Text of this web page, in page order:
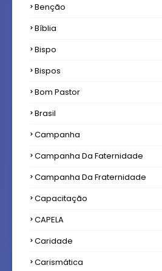
Benção
Bíblia
Bispo
Bispos
Bom Pastor
Brasil
Campanha
Campanha Da Faternidade
Campanha Da Fraternidade
Capacitação
CAPELA
Caridade
Carismática